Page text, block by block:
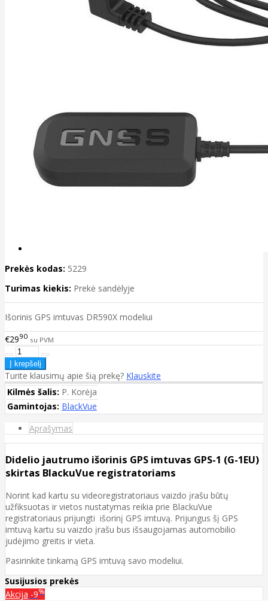
Prekės kodas: 5229
Turimas kiekis: Prekė sandėlyje
Išorinis GPS imtuvas DR590X modeliui
€2990 su PVM
Turite klausimų apie šią prekę? Klauskite
Kilmės šalis: P. Korėja
Gamintojas: BlackVue
Aprašymas
Didelio jautrumo išorinis GPS imtuvas GPS-1 (G-1EU)
skirtas BlackuVue registratoriams
Norint kad kartu su videoregistratoriaus vaizdo įrašu būtų
užfiksuotas ir vietos nustatymas reikia prie BlackuVue
registratoriaus prijungti išorinį GPS imtuvą. Prijungus šį GPS
imtuvą kartu su vaizdo įrašu bus išsaugojamas automobilio
judėjimo greitis ir vieta.
Pasirinkite tinkamą GPS imtuvą savo modeliui.
Susijusios prekės
Akcija -9%